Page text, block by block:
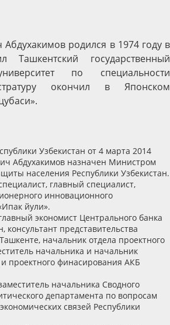
Абдухакимов родился в 1974 году в
Ташкентский государственный
по специальности
окончил в Японском
Узбекистан от 4 марта 2014
Абдухакимов назначен Министром
населения Республики Узбекистан.
главный специалист,
инновационного
йули».
экономист Центрального банка
консультант представительства
начальник отдела проектного
начальника и начальник
проектного финасирования АКБ
начальника Сводного
департамента по вопросам
связей Республики